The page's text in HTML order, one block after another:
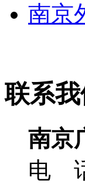
南京
联系我
南京
电